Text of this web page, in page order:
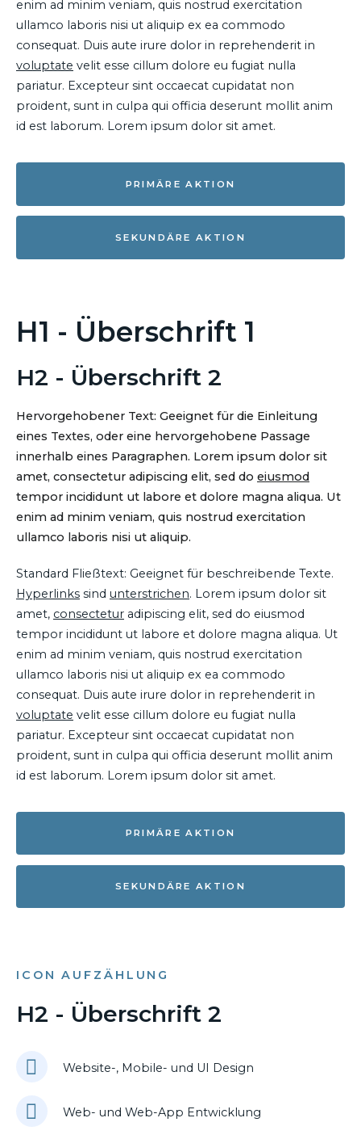
enim ad minim veniam, quis nostrud exercitation
ullamco laboris nisi ut aliquip ex ea commodo
consequat. Duis aute irure dolor in reprehenderit in
voluptate velit esse cillum dolore eu fugiat nulla
pariatur. Excepteur sint occaecat cupidatat non
proident, sunt in culpa qui officia deserunt mollit anim
id est laborum. Lorem ipsum dolor sit amet.
PRIMÄRE AKTION
SEKUNDÄRE AKTION
H1 - Überschrift 1
H2 - Überschrift 2
Hervorgehobener Text: Geeignet für die Einleitung
eines Textes, oder eine hervorgehobene Passage
innerhalb eines Paragraphen. Lorem ipsum dolor sit
amet, consectetur adipiscing elit, sed do eiusmod
tempor incididunt ut labore et dolore magna aliqua. Ut
enim ad minim veniam, quis nostrud exercitation
ullamco laboris nisi ut aliquip.
Standard Fließtext: Geeignet für beschreibende Texte.
Hyperlinks sind unterstrichen. Lorem ipsum dolor sit
amet, consectetur adipiscing elit, sed do eiusmod
tempor incididunt ut labore et dolore magna aliqua. Ut
enim ad minim veniam, quis nostrud exercitation
ullamco laboris nisi ut aliquip ex ea commodo
consequat. Duis aute irure dolor in reprehenderit in
voluptate velit esse cillum dolore eu fugiat nulla
pariatur. Excepteur sint occaecat cupidatat non
proident, sunt in culpa qui officia deserunt mollit anim
id est laborum. Lorem ipsum dolor sit amet.
PRIMÄRE AKTION
SEKUNDÄRE AKTION
ICON AUFZÄHLUNG
H2 - Überschrift 2
Website-, Mobile- und UI Design
Web- und Web-App Entwicklung